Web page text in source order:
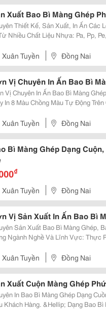
Xuất Bao Bì Màng Ghép
Thiết Kế, Sản Xuất, In Ấn Các
Nhiều Chất Liệu Nhựa: Pa, Pp, Pe, Opp,
Phẩm, May Mặc,...
Xuân Tuyền Đồng Nai
Vị Chuyên In Ấn Bao Bì
Vị Chuyên In Ấn Bao Bì Màng
In 8 Màu Chồng Màu Tự Động
Thủy Sản, Phân Bón, Hóa...
Xuân Tuyền Đồng Nai
Bì Màng Ghép Dạng
₫
Xuân Tuyền Đồng Nai
Vị Sản Xuất In Ấn Bao Bì
Sản Xuất Bao Bì Màng Ghép,
Ngành Nghề Và Lĩnh Vực: Thực
Ép 3 Biên, Túi 4 Cạnh, Túi Ép Lưng,
Xuân Tuyền Đồng Nai
Xuất Cuộn Màng Ghép
In Bao Bì Màng Ghép Dạng
Khách Hàng. &Hellip; Dạng Bao